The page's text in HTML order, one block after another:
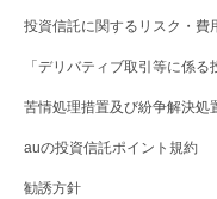
投資信託に関するリスク・費
「デリバティブ取引等に係
苦情処理措置及び紛争解決処
auの投資信託ポイント規約
勧誘方針